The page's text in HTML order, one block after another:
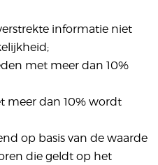
informatie niet
met meer dan 10%
meer dan 10% wordt
op basis van de waarde
die geldt op het